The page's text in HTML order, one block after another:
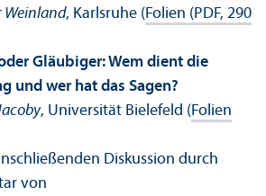
Weinland, Karlsruhe (Folien (PDF, 290
Gläubiger: Wem dient die
und wer hat das Sagen?
, Universität Bielefeld (Folien
Diskussion durch
von